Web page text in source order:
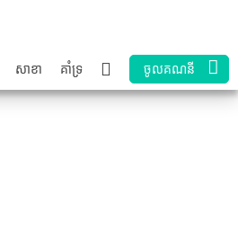
សាខា គាំទ្រ ចូលគណនី